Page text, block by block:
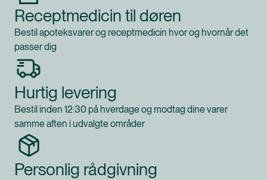
Receptmedicin til døren
Bestil apoteksvarer og receptmedicin hvor og hvornår det
passer dig
Hurtig levering
Bestil inden 12:30 på hverdage og modtag dine varer
samme aften i udvalgte områder
Personlig rådgivning